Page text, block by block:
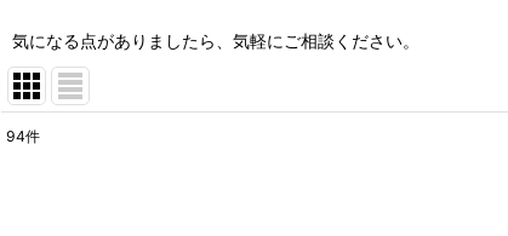
気になる点がありましたら、気軽にご相談ください。
94件